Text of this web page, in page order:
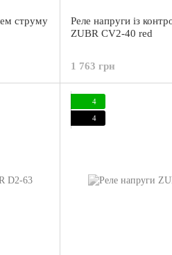
струму
Реле напруги із
ZUBR CV2-40 red
1 763 грн
4
4